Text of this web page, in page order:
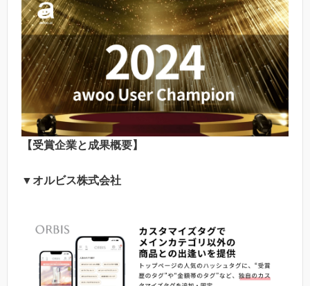
【受賞企業と成果概要】
▼オルビス株式会社